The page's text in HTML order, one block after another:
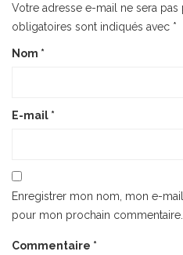
Votre adresse e-mail ne sera pas
obligatoires sont indiqués avec *
Nom *
E-mail *
Enregistrer mon nom, mon e-
pour mon prochain commentaire.
Commentaire *